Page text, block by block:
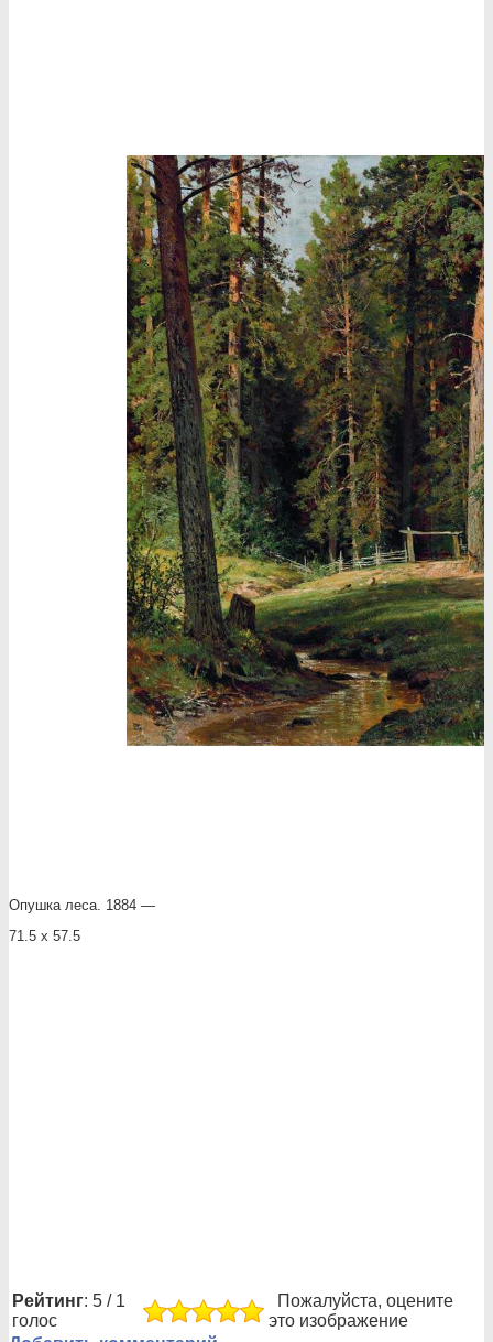
Опушка леса. 1884 —
71.5 х 57.5
Рейтинг: 5 / 1
голос
Пожалуйста, оцените
это изображение